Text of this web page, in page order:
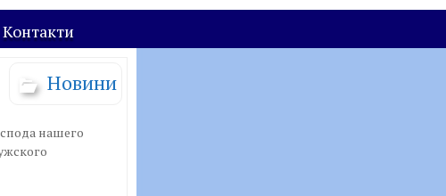
Контакти
Новини
нашего